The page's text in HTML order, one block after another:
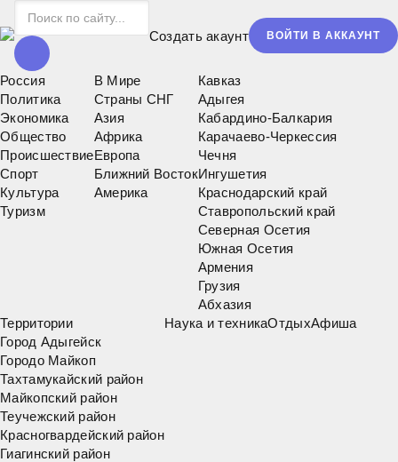
Создать акаунт ВОЙТИ В АККАУНТ
Россия
Политика
Экономика
Общество
Происшествие
Спорт
Культура
Туризм
В Мире
Страны СНГ
Азия
Африка
Европа
Ближний Восток
Америка
Кавказ
Адыгея
Кабардино-Балкария
Карачаево-Черкессия
Чечня
Ингушетия
Краснодарский край
Ставропольский край
Северная Осетия
Южная Осетия
Армения
Грузия
Абхазия
Территории
Город Адыгейск
Городо Майкоп
Тахтамукайский район
Майкопский район
Теучежский район
Красногвардейский район
Гиагинский район
Наука и техникаОтдыхАфиша